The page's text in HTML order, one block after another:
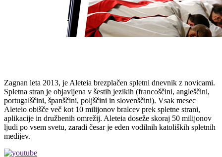
Zagnan leta 2013, je Aleteia brezplačen spletni dnevnik z novicami.
Spletna stran je objavljena v šestih jezikih (francoščini, angleščini,
portugalščini, španščini, poljščini in slovenščini). Vsak mesec
Aleteio obišče več kot 10 milijonov bralcev prek spletne strani,
aplikacije in družbenih omrežij. Aleteia doseže skoraj 50 milijonov
ljudi po vsem svetu, zaradi česar je eden vodilnih katoliških spletnih
medijev.